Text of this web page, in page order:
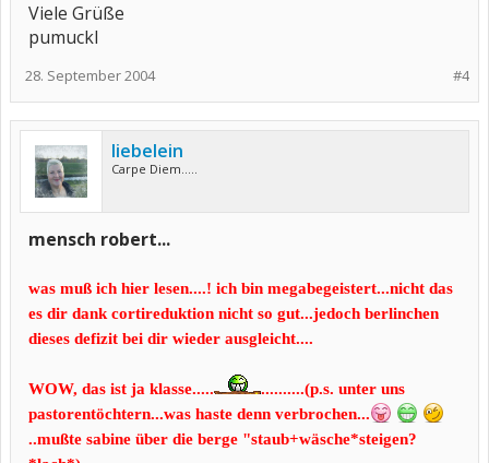
Viele Grüße
pumuckl
#4
28. September 2004
liebelein
Carpe Diem.....
mensch robert...
was muß ich hier lesen....! ich bin megabegeistert...nicht das
es dir dank cortireduktion nicht so gut...jedoch berlinchen
dieses defizit bei dir wieder ausgleicht....
WOW, das ist ja klasse.....
..........(p.s. unter uns
pastorentöchtern...was haste denn verbrochen...
..mußte sabine über die berge "staub+wäsche*steigen?